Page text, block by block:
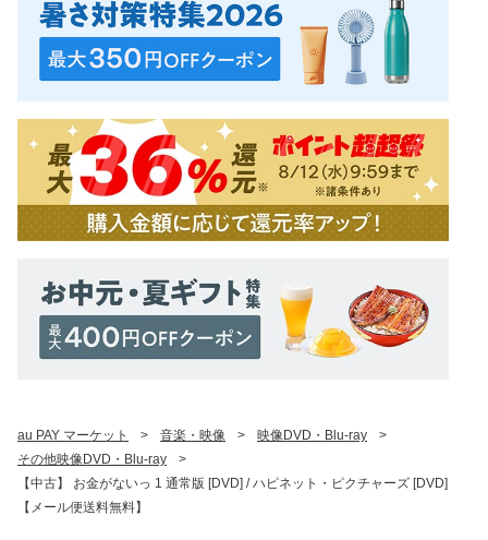
au PAY マーケット > 音楽・映像 > 映像DVD・Blu-ray
>
その他映像DVD・Blu-ray
>
【中古】 お金がないっ 1 通常版 [DVD] / ハピネット・ピクチャーズ [DVD]
【メール便送料無料】